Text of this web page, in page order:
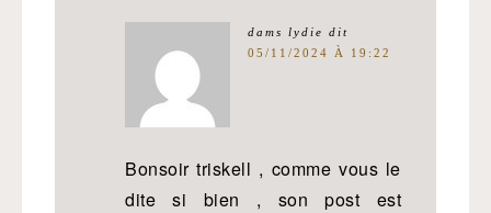
dams lydie dit
05/11/2024 À 19:22
Bonsoir triskell , comme vous le
dite si bien , son post est